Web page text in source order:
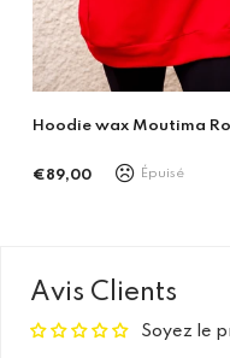
Sac seau Huguette Makaya –
Porto
Avis Clients
Soyez le